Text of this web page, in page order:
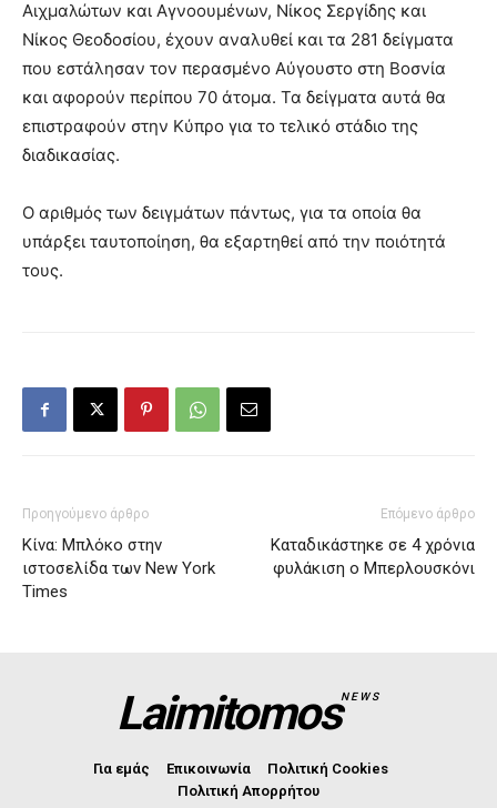
Αιχμαλώτων και Αγνοουμένων, Νίκος Σεργίδης και
Νίκος Θεοδοσίου, έχουν αναλυθεί και τα 281 δείγματα
που εστάλησαν τον περασμένο Αύγουστο στη Βοσνία
και αφορούν περίπου 70 άτομα. Τα δείγματα αυτά θα
επιστραφούν στην Κύπρο για το τελικό στάδιο της
διαδικασίας.
Ο αριθμός των δειγμάτων πάντως, για τα οποία θα
υπάρξει ταυτοποίηση, θα εξαρτηθεί από την ποιότητά
τους.
Προηγούμενο άρθρο
Κίνα: Μπλόκο στην
ιστοσελίδα των Νew York
Times
Επόμενο άρθρο
Καταδικάστηκε σε 4 χρόνια
φυλάκιση ο Μπερλουσκόνι
LaimitomosNEWS
Για εμάς Επικοινωνία
Πολιτική Cookies
Πολιτική Απορρήτου